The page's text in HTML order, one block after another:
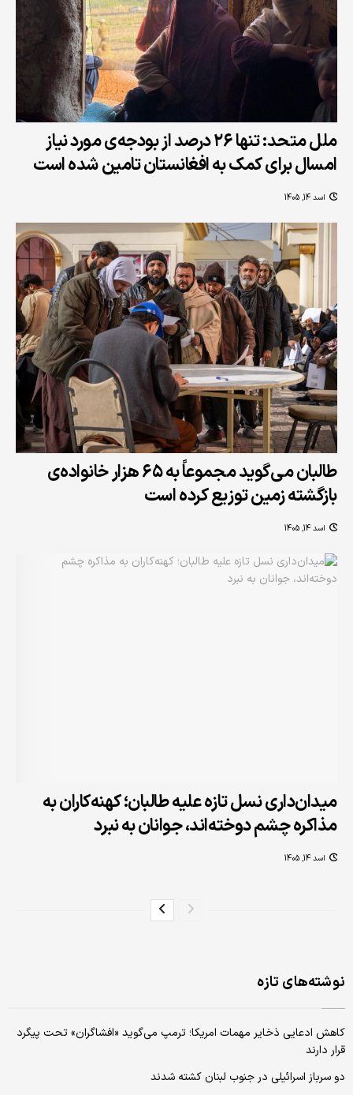
ملل متحد: تنها ۲۶ درصد از بودجه‌ی مورد نیاز
امسال برای کمک به افغانستان تامین شده است
اسد 14, 1405
طالبان می‌گوید مجموعاً به ۶۵ هزار خانواده‌ی
بازگشته زمین توزیع کرده است
اسد 14, 1405
میدان‌داری نسل تازه علیه طالبان؛ کهنه‌کاران به
مذاکره چشم دوخته‌اند، جوانان به نبرد
اسد 14, 1405
نوشته‌های تازه
کاهش ادعایی ذخایر مهمات امریکا؛ ترمپ می‌گوید «افشاگران» تحت پیگرد
قرار دارند
دو سرباز اسرائیلی در جنوب لبنان کشته شدند